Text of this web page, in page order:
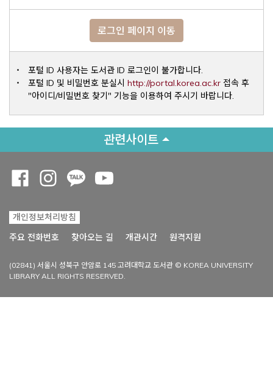
로그인 페이지 이동
포털 ID 사용자는 도서관 ID 로그인이 불가합니다.
포털 ID 및 비밀번호 분실시 http://portal.korea.ac.krOpens a
접속 후
"아이디/비밀번호 찾기" 기능을 이용하여 주시기 바랍니다.
관련사이트
개인정보처리방침
주요 전화번호
찾아오는 길 개관시간 원격지원
(02841) 서울시 성북구 안암로 145 고려대학교 도서관 © KOREA UNIVERSITY
LIBRARY ALL RIGHTS RESERVED.
Opens a new window
Opens a new window
Opens a new window